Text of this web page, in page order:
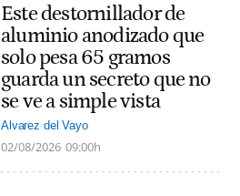
Este destornillador de
aluminio anodizado que
solo pesa 65 gramos
guarda un secreto que no
se ve a simple vista
Alvarez del Vayo
02/08/2026 09:00h